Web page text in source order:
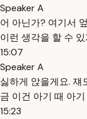
Speaker A
어 아닌가? 여기서
이런 생각을 할 수
15:07
Speaker A
싫하게 앉을게요. 쟤
금 이건 아기 때 아
15:23